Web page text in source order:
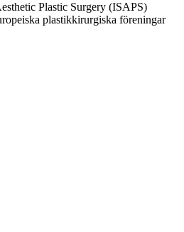
Plastic Surgery (ISAPS)
plastikkirurgiska föreningar